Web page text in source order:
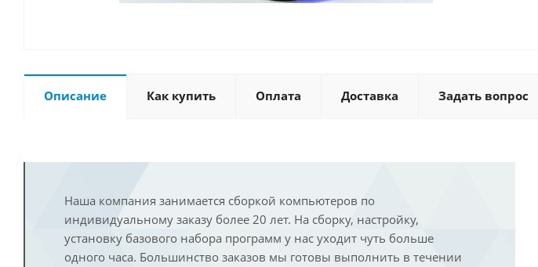
Описание Как купить Оплата Доставка Задать вопрос
Наша компания занимается сборкой компьютеров по
индивидуальному заказу более 20 лет. На сборку, настройку,
установку базового набора программ у нас уходит чуть больше
одного часа. Большинство заказов мы готовы выполнить в течении